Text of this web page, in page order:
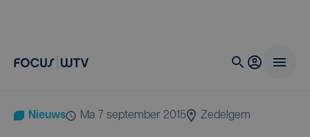
Nieuws ma 7 september 2015 Zedelgem